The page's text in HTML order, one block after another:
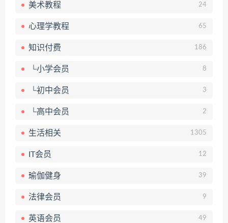
美术教程 24
心理学教程 65
知识付费 186
└小学会员 8
└初中会员 3
└高中会员 2
生活相关 1305
IT会员 12
瑜伽健身 39
法律会员 9
英语会员 49